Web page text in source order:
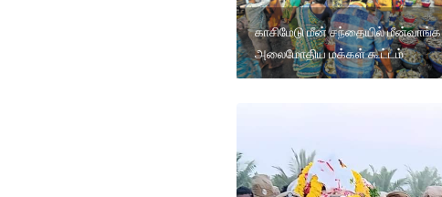
காசிமேடு மீன் சந்தையில் மீன்வாங்க
அலைமோதிய மக்கள் கூட்டம்